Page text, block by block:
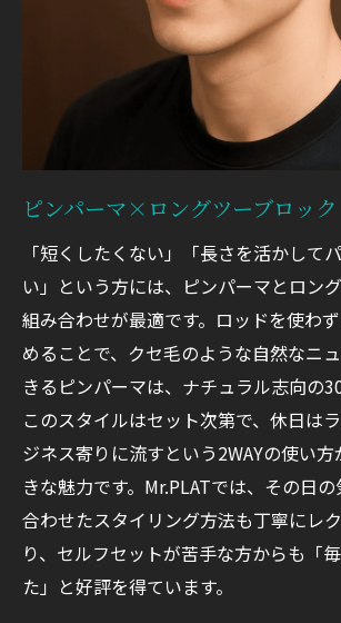
ピンパーマ×ロングツーブロック
「短くしたくない」「長さを活かして
い」という方には、ピンパーマとロン
組み合わせが最適です。ロッドを使わ
めることで、クセ毛のような自然なニ
きるピンパーマは、ナチュラル志向の
このスタイルはセット次第で、休日は
ジネス寄りに流すという2WAYの使い
きな魅力です。Mr.PLATでは、その日
合わせたスタイリング方法も丁寧にレ
り、セルフセットが苦手な方からも「
た」と好評を得ています。